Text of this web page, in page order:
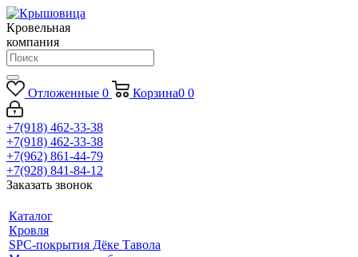
Кровельная
компания
Отложенные 0 Корзина0 0
+7(918) 462-33-38
+7(918) 462-33-38
+7(962) 861-44-79
+7(928) 841-84-12
Заказать звонок
Каталог
Кровля
SPC-покрытия Дёке Тавола